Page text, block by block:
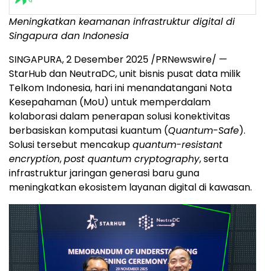
Meningkatkan keamanan infrastruktur digital di
Singapura dan Indonesia
SINGAPURA, 2 Desember 2025 /PRNewswire/ —
StarHub dan NeutraDC, unit bisnis pusat data milik
Telkom Indonesia, hari ini menandatangani Nota
Kesepahaman (MoU) untuk memperdalam
kolaborasi dalam penerapan solusi konektivitas
berbasiskan komputasi kuantum (Quantum-Safe).
Solusi tersebut mencakupquantum-resistant
encryption,post quantum cryptography, serta
infrastruktur jaringan generasi baru guna
meningkatkan ekosistem layanan digital di kawasan.